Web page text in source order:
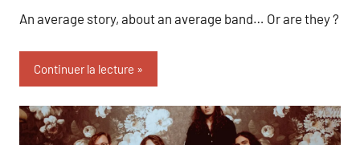
An average story, about an average band… Or are they ?
Continuer la lecture